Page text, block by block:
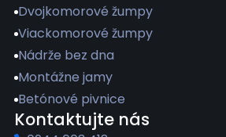
Dvojkomorové žumpy
Viackomorové žumpy
Nádrže bez dna
Montážne jamy
Betónové pivnice
Kontaktujte nás